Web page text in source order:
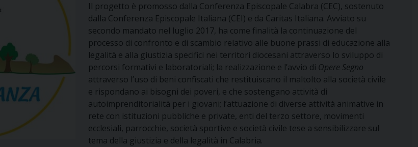
Il progetto è promosso dalla Conferenza Episcopale Calabra (CEC), sostenuto
dalla Conferenza Episcopale Italiana (CEI) e da Caritas Italiana. Avviato su
secondo mandato nel luglio 2017, ha come finalità la continuazione del
processo di confronto e di scambio relativo alle buone prassi di educazione alla
legalità e alla giustizia specifici nei territori diocesani attraverso lo sviluppo di
percorsi formativi e laboratoriali; la realizzazione e l’avvio di Opere Segno
attraverso l’uso di beni confiscati che restituiscano il maltolto alla società civile
e rispondano ai bisogni dei poveri, e che sostengano attività di
autoimprenditorialità per i giovani; l’attuazione di diverse attività animative in
rete con istituzioni pubbliche e private, enti del terzo settore, movimenti
ecclesiali, parrocchie, società sportive e società civile tese a sensibilizzare sul
tema della giustizia e della legalità in Calabria.